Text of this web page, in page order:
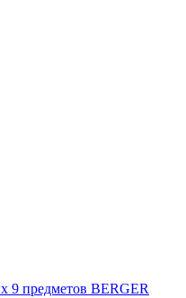
9 предметов BERGER